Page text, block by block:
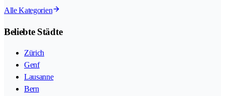
Alle Kategorien
Beliebte Städte
Zürich
Genf
Lausanne
Bern